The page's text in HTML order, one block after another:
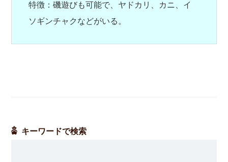
特徴：磯遊びも可能で、ヤドカリ、カニ、イ
ソギンチャクなどがいる。
キーワードで検索